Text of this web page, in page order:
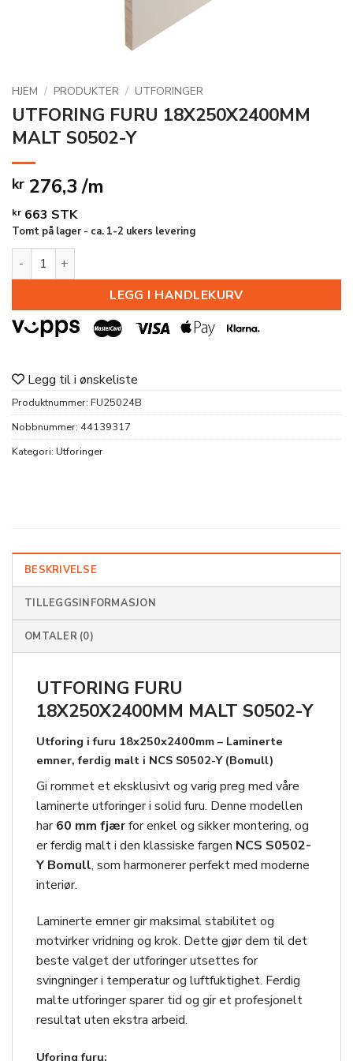
HJEM / PRODUKTER / UTFORINGER
UTFORING FURU 18X250X2400MM
MALT S0502-Y
kr 276,3 /m
kr 663 STK
Tomt på lager - ca. 1-2 ukers levering
UTFORING FURU 18X250X2400MM MALT S0502-Y antall
LEGG I HANDLEKURV
Legg til i ønskeliste
Produktnummer: FU25024B
Nobbnummer: 44139317
Kategori: Utforinger
BESKRIVELSE
TILLEGGSINFORMASJON
OMTALER (0)
UTFORING FURU
18X250X2400MM MALT S0502-Y
Utforing i furu 18x250x2400mm – Laminerte
emner, ferdig malt i NCS S0502-Y (Bomull)
Gi rommet et eksklusivt og varig preg med våre
laminerte utforinger i solid furu. Denne modellen
har60 mm fjærfor enkel og sikker montering, og
er ferdig malt i den klassiske fargen NCS S0502-
Y Bomull, som harmonerer perfekt med moderne
interiør.
Laminerte emner gir maksimal stabilitet og
motvirker vridning og krok. Dette gjør dem til det
beste valget der utforinger utsettes for
svingninger i temperatur og luftfuktighet. Ferdig
malte utforinger sparer tid og gir et profesjonelt
resultat uten ekstra arbeid.
Uforing furu: